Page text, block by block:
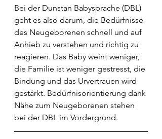
Bei der Dunstan Babysprache (DBL)
geht es also darum, die Bedürfnisse
des Neugeborenen schnell und auf
Anhieb zu verstehen und richtig zu
reagieren. Das Baby weint weniger,
die Familie ist weniger gestresst, die
Bindung und das Urvertrauen wird
gestärkt. Bedürfnisorientierung dank
Nähe zum Neugeborenen stehen
bei der DBL im Vordergrund.